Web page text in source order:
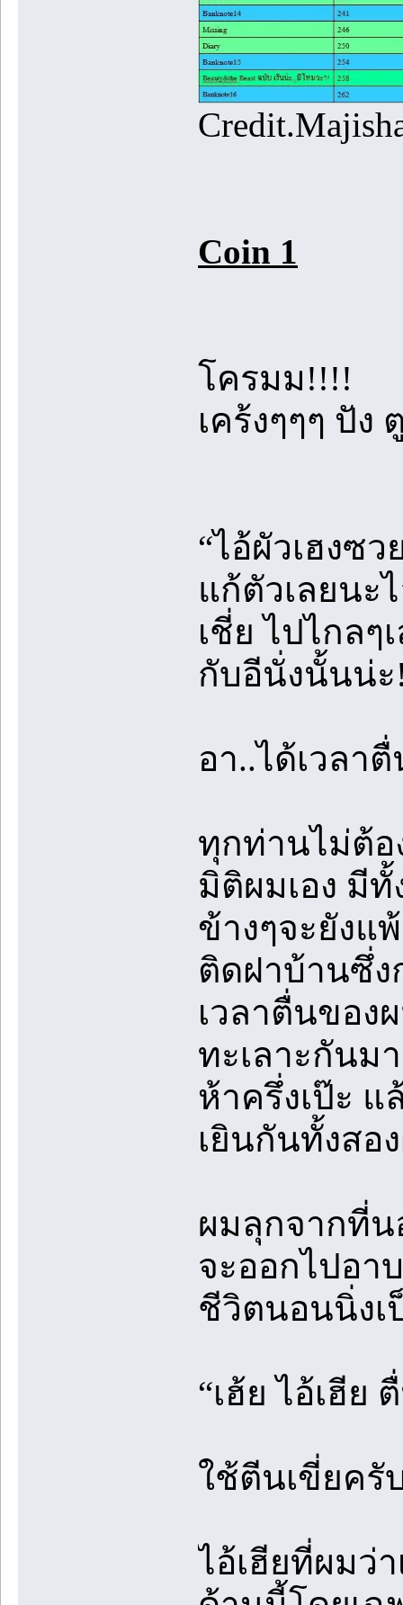
Coin 1
โครมม!!!!
เคร้งๆๆๆ ปัง
“ไอ้ผัวเฮงซ
แก้ตัวเลยนะ
เชี่ย ไปไกลๆ
กับอีนั่งนั้นน่ะ
อา..ได้เวลา
ทุกท่านไม่ต้อ
มิติผมเอง มี
ข้างๆจะยังแ
ติดฝาบ้านซึ่ง
เวลาตื่นของ
ทะเลาะกัน
ห้าครึ่งเป๊ะ
เยินกันทั้งสอ
ผมลุกจากที่น
จะออกไปอา
ชีวิตนอนนิ่ง
“เฮ้ย ไอ้เฮีย
ใช้ตีนเขี่ยครั
ไอ้เฮียที่ผมว่